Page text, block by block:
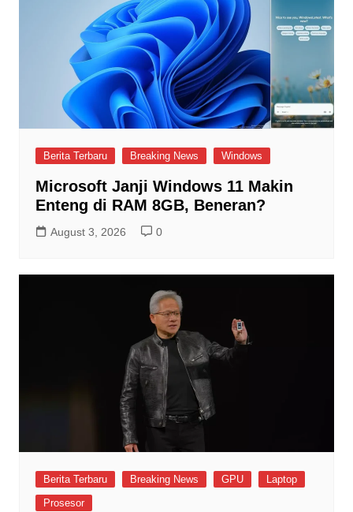
Berita Terbaru Breaking News Windows
Microsoft Janji Windows 11 Makin
Enteng di RAM 8GB, Beneran?
August 3, 2026 0
Berita Terbaru Breaking News GPU
Laptop
Prosesor